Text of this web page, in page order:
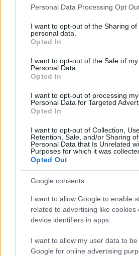
Please note that this website/app uses
not limited to your visit or usage
grant or deny consent to Google and
use your data for below specified
consent section.
Personal Data Processing Opt
I want to opt-out of the Sharing of
personal data.
Opted In
I want to opt-out of the Sale of my
Personal Data.
Opted In
I want to opt-out of processing my
Personal Data for Targeted
Opted In
I want to opt-out of Collection,
Retention, Sale, and/or Sharing
Personal Data that Is Unrelated
Purposes for which it was
Opted Out
Google consents
I want to allow Google to enable
related to advertising like cookies
device identifiers in apps.
I want to allow my user data to
Google for online advertising
Visszatér KőszegreGergye
Június 22-éna Mu Terminállal
GergyepartnereLőrinc Katalin
pedig a művészet értelmére
A szombathelyi Mesebolt
az idén Szálinger BalázsA
átiratából készít koprodukciós
Lászlórendezésében,
A várszínház saját
Kőszegre immár sokakkal együtt
Znamenák István. Ezúttal
kerül színre,Nádasdy Ádám
Vízkereszt, vagy bánom is én
Kálid Artúrral, Trokán
GabriellávalésEpres Attilával,